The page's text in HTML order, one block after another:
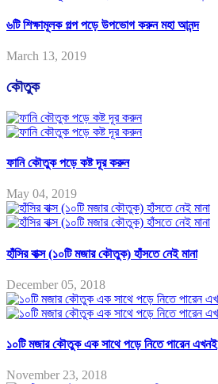
৬টি শিক্ষামূলক গল্প পড়ে উপভোগ করুন মহা আনন্দ
March 13, 2019
কৌতুক
ফানি কৌতুক পড়ে কষ্ট দূর করুন
May 04, 2019
হাঁসির বাক্স (১০টি মজার কৌতুক) হাঁসতে নেই মানা
December 05, 2018
১০টি মজার কৌতুক এক সাথে পড়ে নিতে পারেন এখনই
November 23, 2018